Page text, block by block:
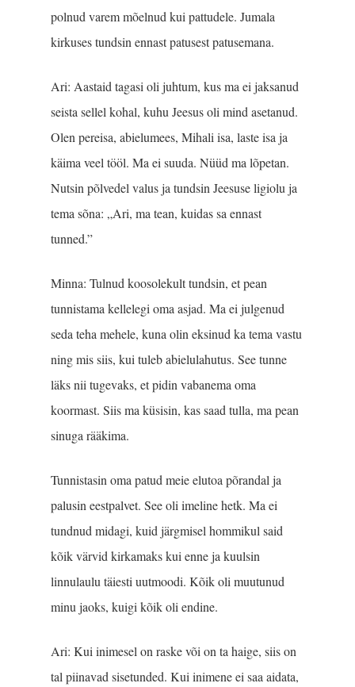
polnud varem mõelnud kui pattudele. Jumala
kirkuses tundsin ennast patusest patusemana.
Ari: Aastaid tagasi oli juhtum, kus ma ei jaksanud
seista sellel kohal, kuhu Jeesus oli mind asetanud.
Olen pereisa, abielumees, Mihali isa, laste isa ja
käima veel tööl. Ma ei suuda. Nüüd ma lõpetan.
Nutsin põlvedel valus ja tundsin Jeesuse ligiolu ja
tema sõna: „Ari, ma tean, kuidas sa ennast
tunned.”
Minna: Tulnud koosolekult tundsin, et pean
tunnistama kellelegi oma asjad. Ma ei julgenud
seda teha mehele, kuna olin eksinud ka tema vastu
ning mis siis, kui tuleb abielulahutus. See tunne
läks nii tugevaks, et pidin vabanema oma
koormast. Siis ma küsisin, kas saad tulla, ma pean
sinuga rääkima.
Tunnistasin oma patud meie elutoa põrandal ja
palusin eestpalvet. See oli imeline hetk. Ma ei
tundnud midagi, kuid järgmisel hommikul said
kõik värvid kirkamaks kui enne ja kuulsin
linnulaulu täiesti uutmoodi. Kõik oli muutunud
minu jaoks, kuigi kõik oli endine.
Ari: Kui inimesel on raske või on ta haige, siis on
tal piinavad sisetunded. Kui inimene ei saa aidata,